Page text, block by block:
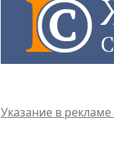
Указание в